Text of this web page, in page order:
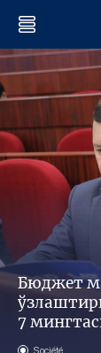
Бюджет
7
Société